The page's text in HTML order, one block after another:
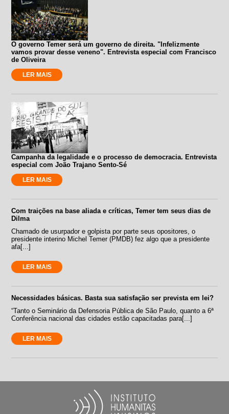
O governo Temer será um governo de direita. "Infelizmente
vamos provar desse veneno". Entrevista especial com Francisco
de Oliveira
LER MAIS
Campanha da legalidade e o processo de democracia. Entrevista
especial com João Trajano Sento-Sé
LER MAIS
Com traições na base aliada e críticas, Temer tem seus dias de
Dilma
Chamado de usurpador e golpista por parte seus opositores, o
presidente interino Michel Temer (PMDB) fez algo que a presidente
afa[...]
LER MAIS
Necessidades básicas. Basta sua satisfação ser prevista em lei?
“Tanto o Seminário da Defensoria Pública de São Paulo, quanto a 6ª
Conferência nacional das cidades estão capacitadas para[...]
LER MAIS